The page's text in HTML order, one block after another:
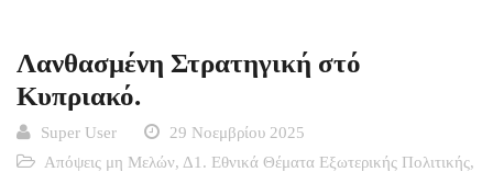
Λανθασμένη Στρατηγική στό
Κυπριακό.
Super User
29 Νοεμβρίου 2025
Απόψεις μη Μελών, Δ1. Εθνικά Θέματα Εξωτερικής Πολιτικής,